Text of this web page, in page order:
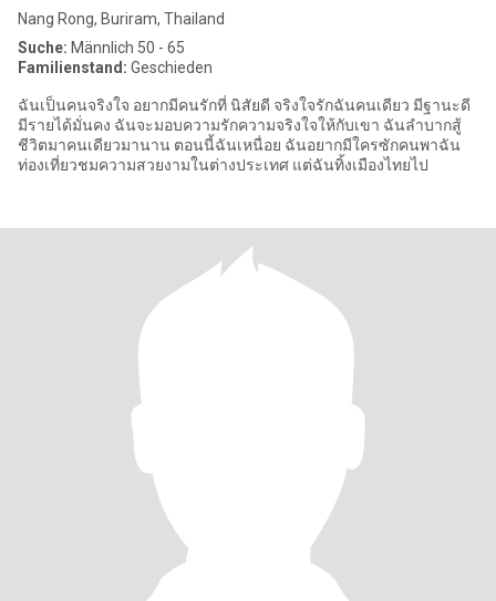
Nang Rong, Buriram, Thailand
Suche: Männlich 50 - 65
Familienstand: Geschieden
ฉันเป็นคนจริงใจ อยากมีคนรักที่ นิสัยดี จริงใจรักฉันคนเดียว มีฐานะดี
มีรายได้มั่นคง ฉันจะมอบความรักความจริงใจให้กับเขา ฉันลำบากสู้
ชีวิตมาคนเดียวมานาน ตอนนี้ฉันเหนื่อย ฉันอยากมีใครซักคนพาฉัน
ท่องเที่ยวชมความสวยงามในต่างประเทศ แต่ฉันทิ้งเมืองไทยไป